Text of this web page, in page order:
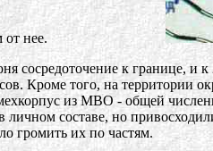
50-100 км от нее.
сосредоточение к границе, и
Кроме того, на территории
из МВО - общей
составе, но
громить их по частям.